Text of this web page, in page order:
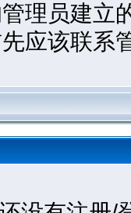
理员建立
应该联系